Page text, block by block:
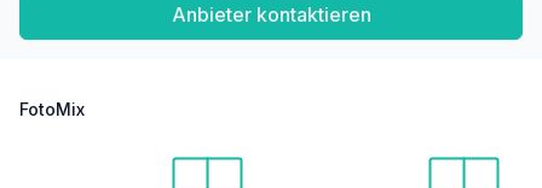
Anbieter kontaktieren
FotoMix